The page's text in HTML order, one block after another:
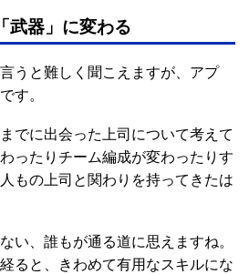
武器」に変わる
うと難しく聞こえますが、アプ
す。
でに出会った上司について考えて
ったりチーム編成が変わったりす
もの上司と関わりを持ってきたは
い、誰もが通る道に思えますね。
ると、きわめて有用なスキルにな